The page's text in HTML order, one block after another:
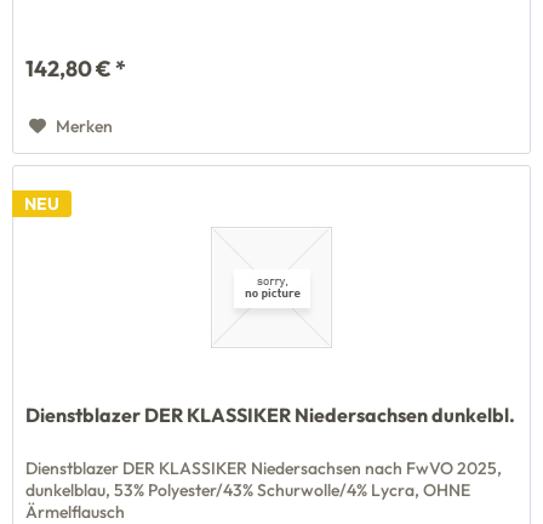
142,80 € *
Merken
NEU
Dienstblazer DER KLASSIKER Niedersachsen dunkelbl.
Dienstblazer DER KLASSIKER Niedersachsen nach FwVO 2025,
dunkelblau, 53% Polyester/43% Schurwolle/4% Lycra, OHNE
Ärmelflausch